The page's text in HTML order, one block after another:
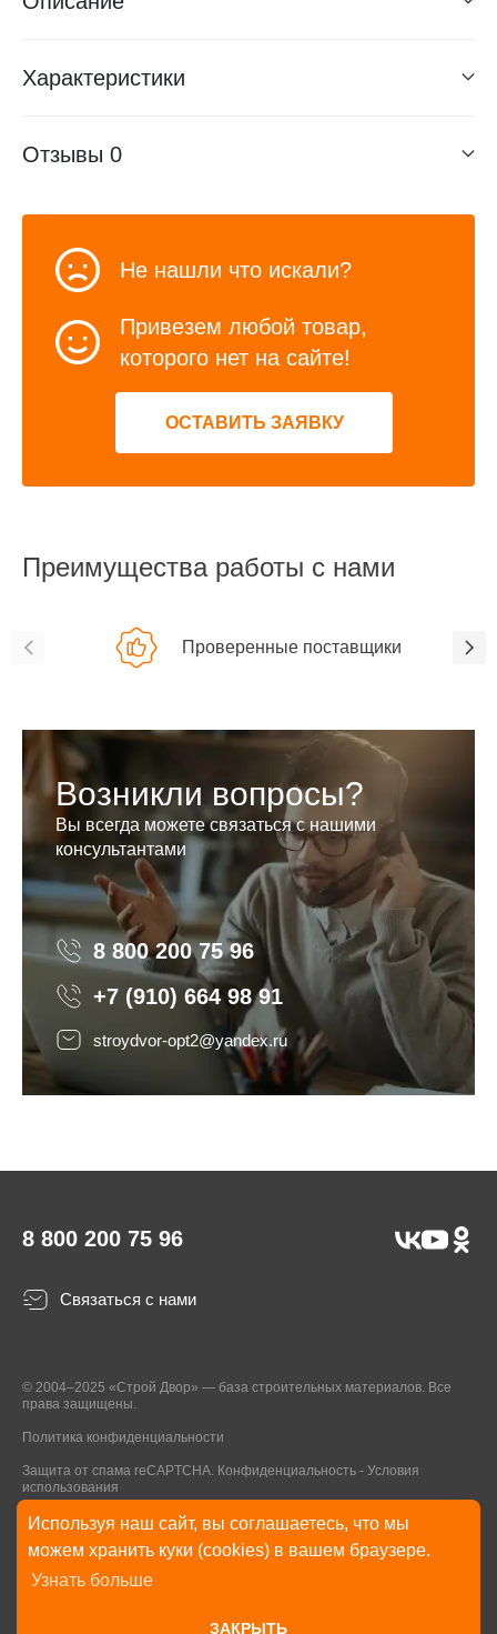
Используя наш сайт, вы соглашаетесь, что мы
можем хранить куки (cookies) в вашем браузере.
Узнать больше
ЗАКРЫТЬ
Характеристики
Отзывы 0
Не нашли что искали?
Привезем любой товар,
которого нет на сайте!
ОСТАВИТЬ ЗАЯВКУ
Преимущества работы с нами
Проверенные поставщики
Возникли вопросы?
Вы всегда можете связаться с нашими
консультантами
8 800 200 75 96 8 800 200 75 96
+7 (910) 664 98 91
stroydvor-opt2@yandex.ru
8 800 200 75 96
Связаться с нами
© 2004–2025 «Строй Двор» — база строительных материалов. Все
права защищены.
Политика конфиденциальности
Защита от спама reCAPTCHA. Конфиденциальность - Условия
использования
* Указанные на Сайте цены, комплектации, описания и технические
характеристики могут быть изменены в любое время без уведомления
пользователей Сайта. Внешний вид товаров и упаковки может